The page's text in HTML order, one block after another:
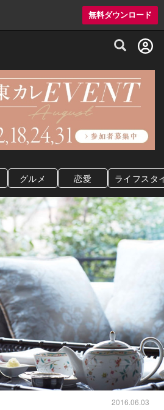
無料ダウンロード
グルメ情報・プレミアムレストラン予約
グルメ 恋愛 ライフスタ
2016.06.03